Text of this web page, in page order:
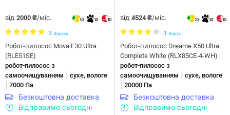
від 2000 ₴/міс. 10 10 10
3 Відгуки
Робот-пилосос Mova E30 Ultra
(RLE51SE)
робот-пилосос з
самоочищуванням
сухе, вологе
7000 Па
Безкоштовна доставка
Відправимо сьогодні
від 4524 ₴/міс. 10 10 10
1 Відгук
Робот-пилосос Dreame X50 Ultra
Complete White (RLX85CE-4-WH)
робот-пилосос з
самоочищуванням
сухе, вологе
20000 Па
Безкоштовна доставка
Відправимо сьогодні